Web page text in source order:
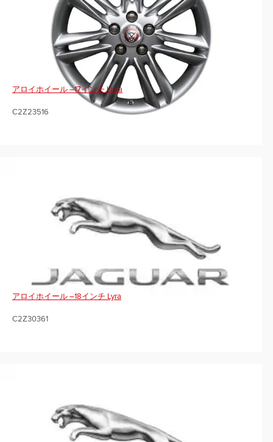
アロイホイール –17インチ Ursa
C2Z23516
アロイホイール –18インチ Lyra
C2Z30361